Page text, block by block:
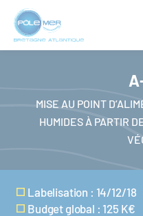
Panneau de gestion des
Aller
contenu
MISE AU POINT
HUMIDES À PARTIR
Labelisation : 14/12/18
Budget global : 125 K€